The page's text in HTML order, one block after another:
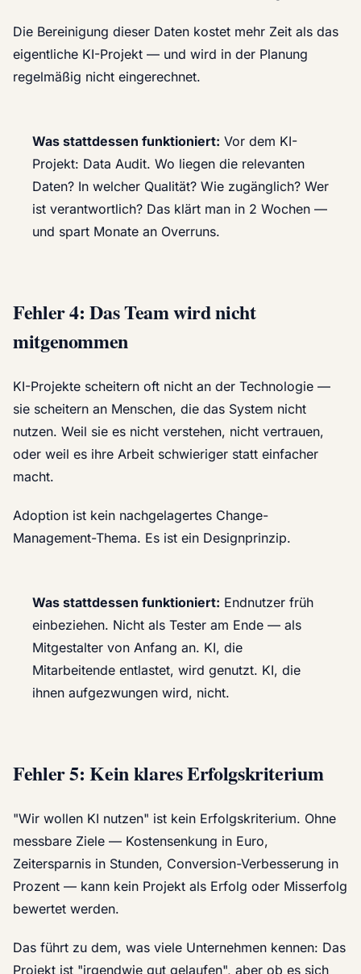
Die Bereinigung dieser Daten kostet mehr Zeit als das
eigentliche KI-Projekt — und wird in der Planung
regelmäßig nicht eingerechnet.
Was stattdessen funktioniert: Vor dem KI-
Projekt: Data Audit. Wo liegen die relevanten
Daten? In welcher Qualität? Wie zugänglich? Wer
ist verantwortlich? Das klärt man in 2 Wochen —
und spart Monate an Overruns.
Fehler 4: Das Team wird nicht
mitgenommen
KI-Projekte scheitern oft nicht an der Technologie —
sie scheitern an Menschen, die das System nicht
nutzen. Weil sie es nicht verstehen, nicht vertrauen,
oder weil es ihre Arbeit schwieriger statt einfacher
macht.
Adoption ist kein nachgelagertes Change-
Management-Thema. Es ist ein Designprinzip.
Was stattdessen funktioniert: Endnutzer früh
einbeziehen. Nicht als Tester am Ende — als
Mitgestalter von Anfang an. KI, die
Mitarbeitende entlastet, wird genutzt. KI, die
ihnen aufgezwungen wird, nicht.
Fehler 5: Kein klares Erfolgskriterium
"Wir wollen KI nutzen" ist kein Erfolgskriterium. Ohne
messbare Ziele — Kostensenkung in Euro,
Zeitersparnis in Stunden, Conversion-Verbesserung in
Prozent — kann kein Projekt als Erfolg oder Misserfolg
bewertet werden.
Das führt zu dem, was viele Unternehmen kennen: Das
Projekt ist "irgendwie gut gelaufen", aber ob es sich